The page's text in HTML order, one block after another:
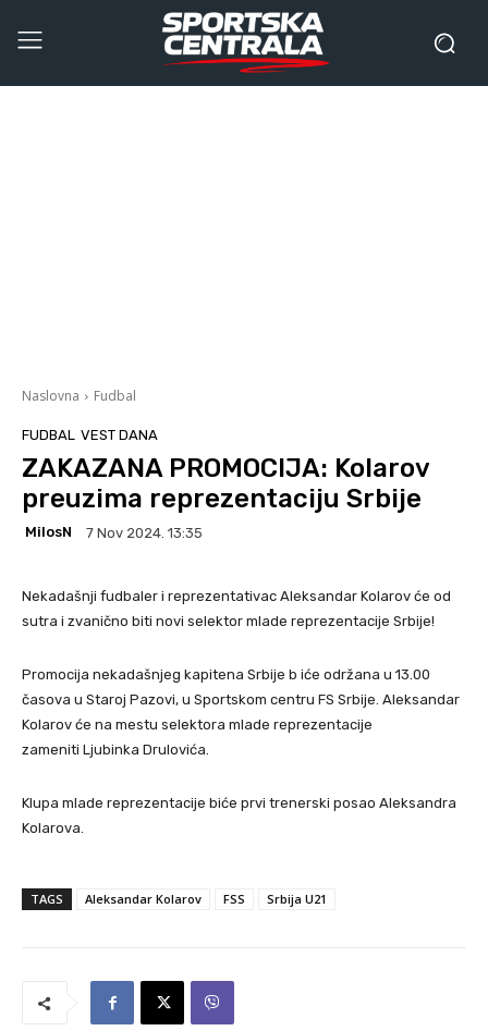
Naslovna Fudbal
FUDBAL VEST DANA
ZAKAZANA PROMOCIJA: Kolarov
preuzima reprezentaciju Srbije
MilosN 7 Nov 2024. 13:35
Nekadašnji fudbaler i reprezentativac Aleksandar Kolarov će od
sutra i zvanično biti novi selektor mlade reprezentacije Srbije!
Promocija nekadašnjeg kapitena Srbije b iće održana u 13.00
časova u Staroj Pazovi, u Sportskom centru FS Srbije. Aleksandar
Kolarov će na mestu selektora mlade reprezentacije
zameniti Ljubinka Drulovića.
Klupa mlade reprezentacije biće prvi trenerski posao Aleksandra
Kolarova.
TAGS Aleksandar Kolarov FSS Srbija U21